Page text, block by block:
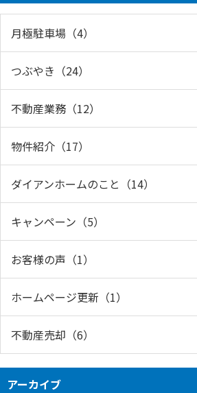
月極駐車場（4）
つぶやき（24）
不動産業務（12）
物件紹介（17）
ダイアンホームのこと（14）
キャンペーン（5）
お客様の声（1）
ホームページ更新（1）
不動産売却（6）
アーカイブ